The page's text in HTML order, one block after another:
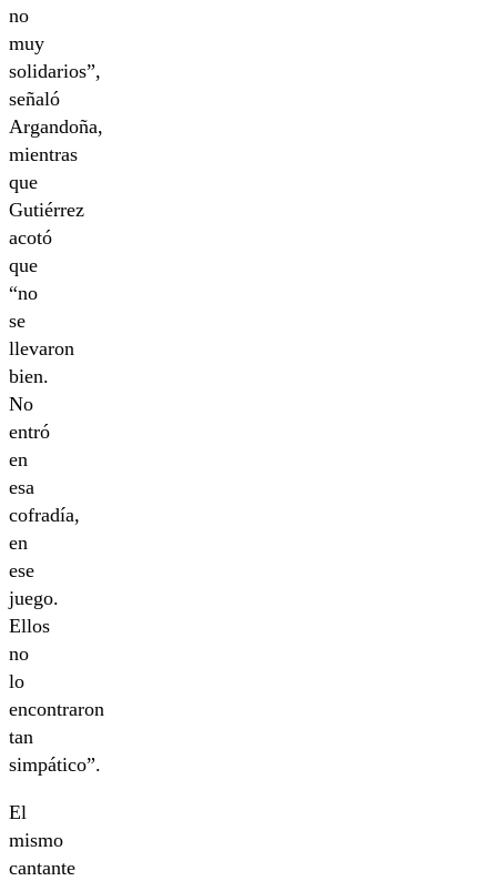
no
muy
solidarios”,
señaló
Argandoña,
mientras
que
Gutiérrez
acotó
que
“no
se
llevaron
bien.
No
entró
en
esa
cofradía,
en
ese
juego.
Ellos
no
lo
encontraron
tan
simpático”.
El
mismo
cantante